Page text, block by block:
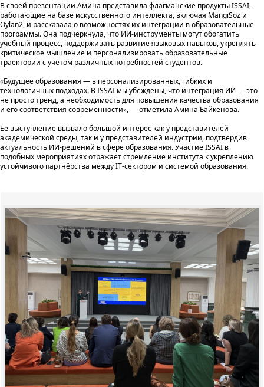
В своей презентации Амина представила флагманские продукты ISSAI,
работающие на базе искусственного интеллекта, включая MangiSoz и
Oylan2, и рассказала о возможностях их интеграции в образовательные
программы. Она подчеркнула, что ИИ-инструменты могут обогатить
учебный процесс, поддерживать развитие языковых навыков, укреплять
критическое мышление и персонализировать образовательные
траектории с учётом различных потребностей студентов.
«Будущее образования — в персонализированных, гибких и
технологичных подходах. В ISSAI мы убеждены, что интеграция ИИ — это
не просто тренд, а необходимость для повышения качества образования
и его соответствия современности», — отметила Амина Байкенова.
Её выступление вызвало большой интерес как у представителей
академической среды, так и у представителей индустрии, подтвердив
актуальность ИИ-решений в сфере образования. Участие ISSAI в
подобных мероприятиях отражает стремление института к укреплению
устойчивого партнёрства между IT-сектором и системой образования.